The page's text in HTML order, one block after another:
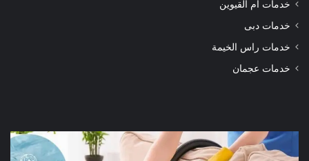
خدمات ام القيوين
خدمات دبى
خدمات راس الخيمة
خدمات عجمان
شركة
تنظيف